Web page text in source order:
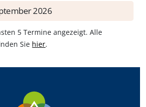
2026
5 Termine angezeigt. Alle
Sie hier.